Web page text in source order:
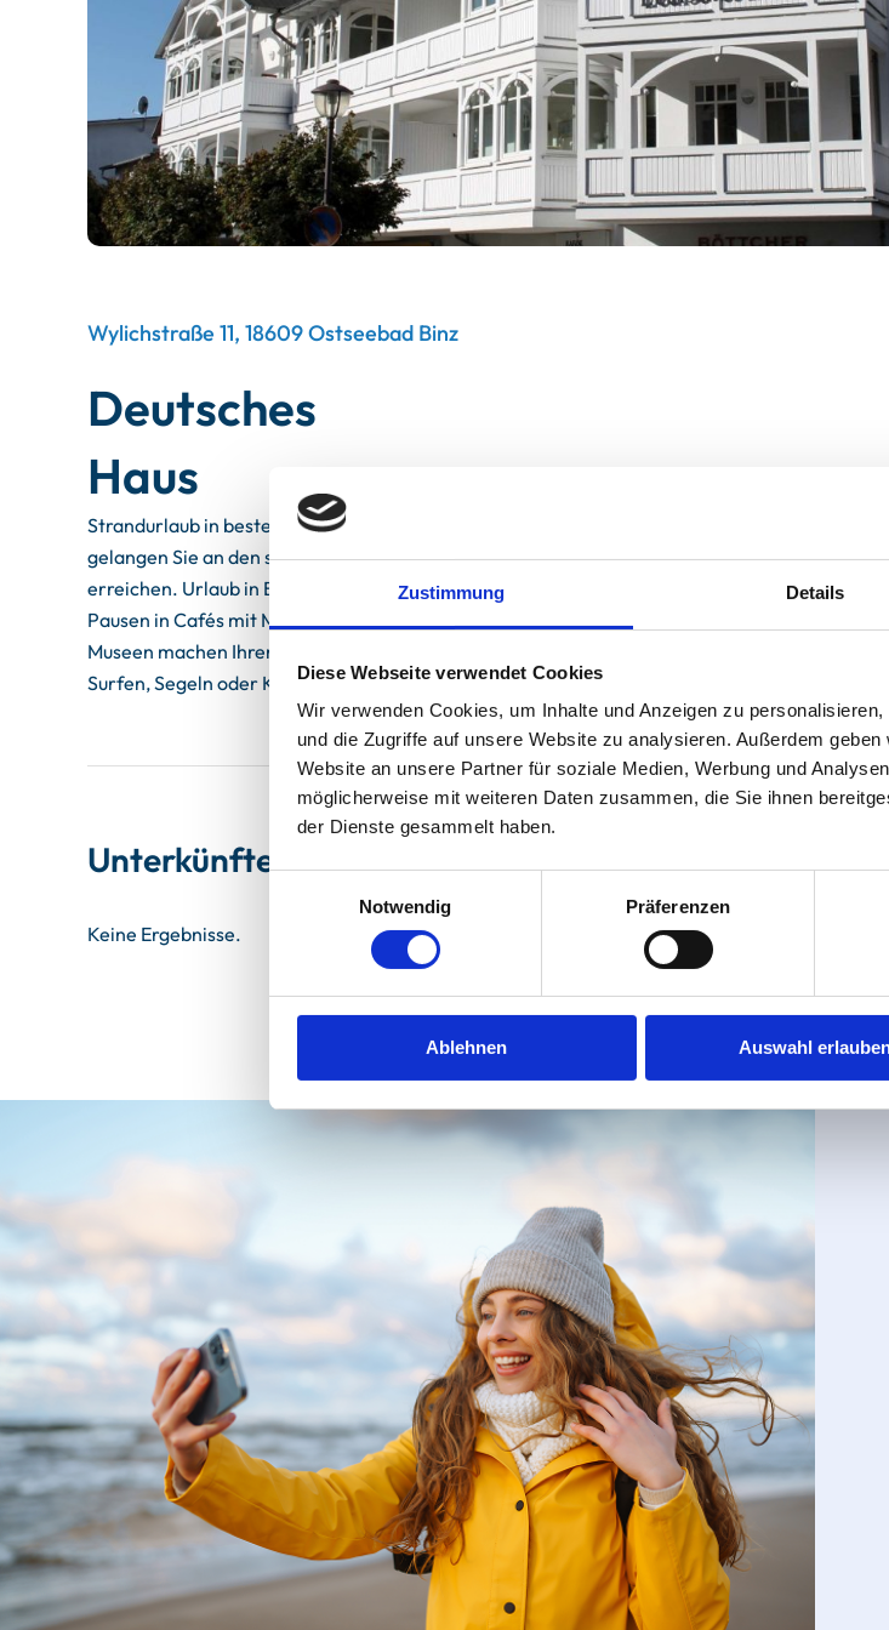
Zustimmung Details
Diese Webseite verwendet Cookies
Wir verwenden Cookies, um Inhalte und Anzeigen zu
und die Zugriffe auf unsere Website zu analysieren. Außerdem
Website an unsere Partner für soziale Medien, Werbung und
möglicherweise mit weiteren Daten zusammen, die Sie ihnen
der Dienste gesammelt haben.
Notwendig
Präferenzen
Ablehnen Auswahl
Wylichstraße 11, 18609 Ostseebad Binz
Deutsches
Haus
Strandurlaub in bester Lage! Genießen Sie im "Deutschen Haus" auf Rügen einen Urlaub mit
gelangen Sie an den schönen Sandstrand. Der idyllische Binzer Ortskern mit kleinen
erreichen. Urlaub in Binz - das sind herrliche Fahrradtouren durch eine malerische
Pausen in Cafés mit Meerblick und interessante Wanderungen durch die Wälder der
Museen machen Ihren Urlaub zu einem Erlebnis ebenso wie Veranstaltungen im Binzer
Surfen, Segeln oder Kiten ist Rügen auch für Sportler ein Paradies!
Unterkünfte
Keine Ergebnisse.